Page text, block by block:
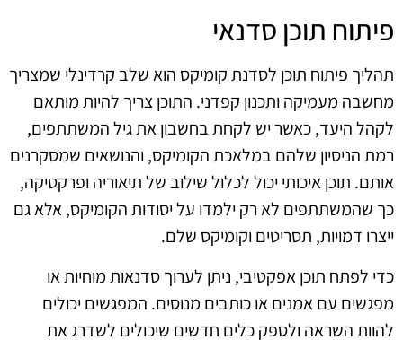
פיתוח תוכן סדנאי
תהליך פיתוח תוכן לסדנת קומיקס הוא שלב קרדינלי שמצריך
מחשבה מעמיקה ותכנון קפדני. התוכן צריך להיות מותאם
לקהל היעד, כאשר יש לקחת בחשבון את גיל המשתתפים,
רמת הניסיון שלהם במלאכת הקומיקס, והנושאים שמסקרנים
אותם. תוכן איכותי יכול לכלול שילוב של תיאוריה ופרקטיקה,
כך שהמשתתפים לא רק ילמדו על יסודות הקומיקס, אלא גם
ייצרו דמויות, תסריטים וקומיקס שלם.
כדי לפתח תוכן אפקטיבי, ניתן לערוך סדנאות מוחיות או
מפגשים עם אמנים או כותבים מנוסים. המפגשים יכולים
להוות השראה ולספק כלים חדשים שיכולים לשדרג את